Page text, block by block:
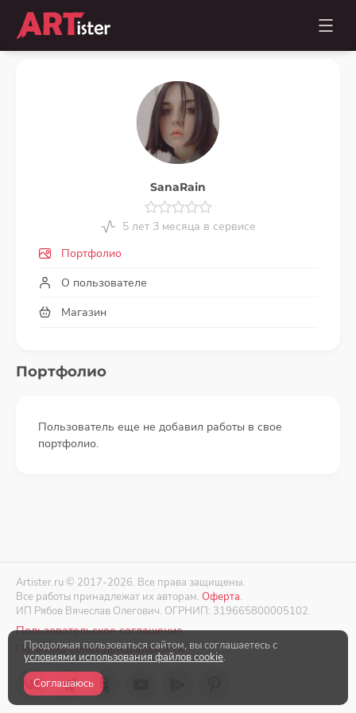
SanaRain
5 лет 3 месяца в сервисе
Портфолио
О пользователе
Магазин
Портфолио
Пользователь еще не добавил работы в свое
портфолио.
Artister.ru © 2017-2026. Все права защищены.
Все работы принадлежат их авторам. Оферта.
ИП Рябов Вячеслав Олегович. ОГРНИП: 319665800005102.
Пользовательское соглашение
Политика конфиденциальности
Продолжая пользоваться сайтом, вы соглашаетесь с
условиями использования файлов cookie.
Соглашаюсь